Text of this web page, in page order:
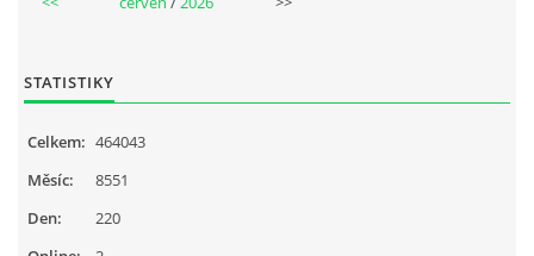
STATISTIKY
Celkem: 464043
Měsíc:
8551
Den:
220